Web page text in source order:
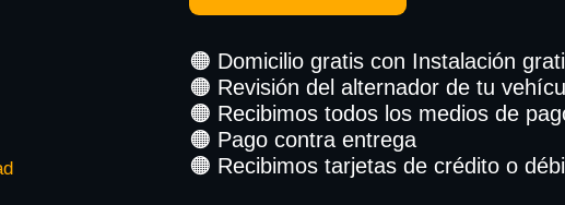
🟠 Domicilio gratis con Instalación
🟠 Revisión del alternador de tu
🟠 Recibimos todos los medios de
🟠 Pago contra entrega
🟠 Recibimos tarjetas de crédito o